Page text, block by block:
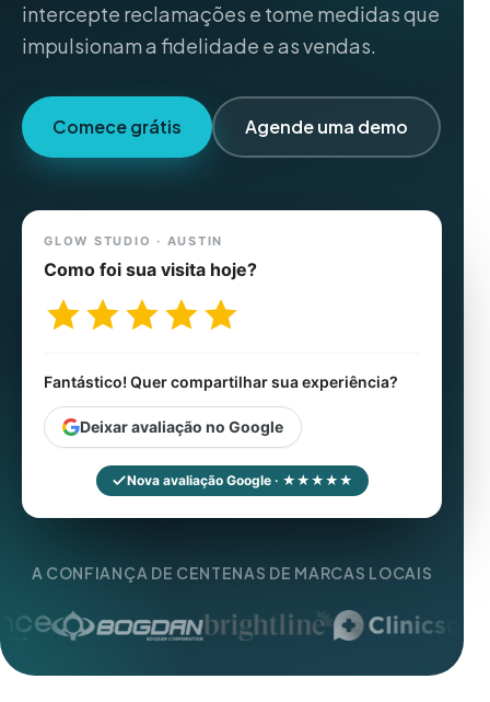
intercepte reclamações e tome medidas que
impulsionam a fidelidade e as vendas.
Comece grátis Agende uma demo
GLOW STUDIO · AUSTIN
Como foi sua visita hoje?
Fantástico! Quer compartilhar sua experiência?
Deixar avaliação no Google
Nova avaliação Google · ★★★★★
A CONFIANÇA DE CENTENAS DE MARCAS LOCAIS